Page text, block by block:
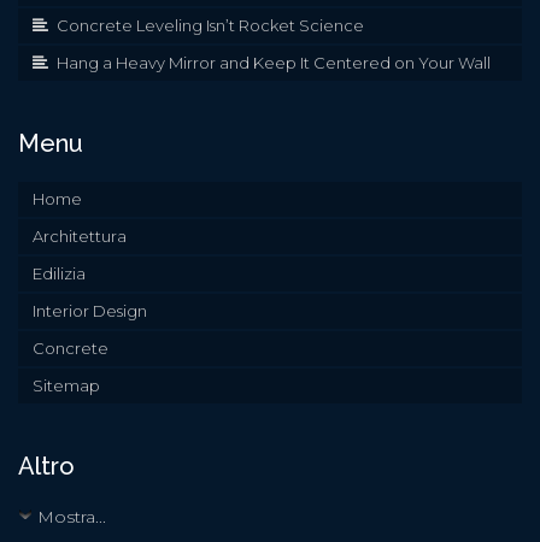
Concrete Leveling Isn’t Rocket Science
Hang a Heavy Mirror and Keep It Centered on Your Wall
Menu
Home
Architettura
Edilizia
Interior Design
Concrete
Sitemap
Altro
Mostra...